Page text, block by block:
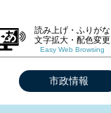
読み上げ・ふりがな
文字拡大・配色変更
Easy Web Browsing
市政情報